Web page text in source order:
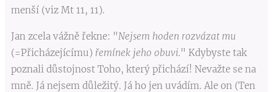
menší (viz Mt 11, 11).
Jan zcela vážně řekne: "Nejsem hoden rozvázat mu
(=Přicházejícímu) řemínek jeho obuvi." Kdybyste tak
poznali důstojnost Toho, který přichází! Nevažte se na
mně. Já nejsem důležitý. Já ho jen uvádím. Ale on (Ten